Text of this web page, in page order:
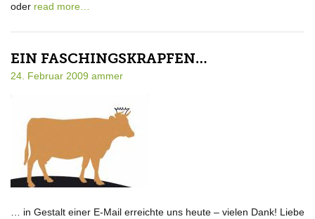
oder read more…
EIN FASCHINGSKRAPFEN…
24. Februar 2009 ammer
… in Gestalt einer E-Mail erreichte uns heute – vielen Dank! Liebe